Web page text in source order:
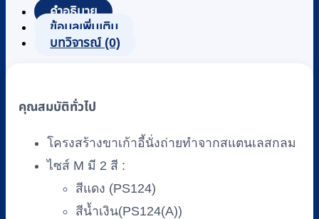
ขา
แตน
รุ่น
Size
M
(สี
น้ำเงิน)
คำอธิบาย
ข้อมูลเพิ่มเติม
บทวิจารณ์ (0)
คุณสมบัติทั่วไป
โครงสร้างขาเก้าอี้นั่งถ่ายทำจากสแตนเลสกลม
ไซส์ M มี 2 สี :
สีแดง (PS124)
สีน้ำเงิน(PS124(A))